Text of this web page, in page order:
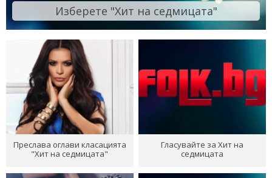
Изберете "Хит на седмицата"
Преслава оглави класацията
"Хит на седмицата"
Гласувайте за Хит на
седмицата